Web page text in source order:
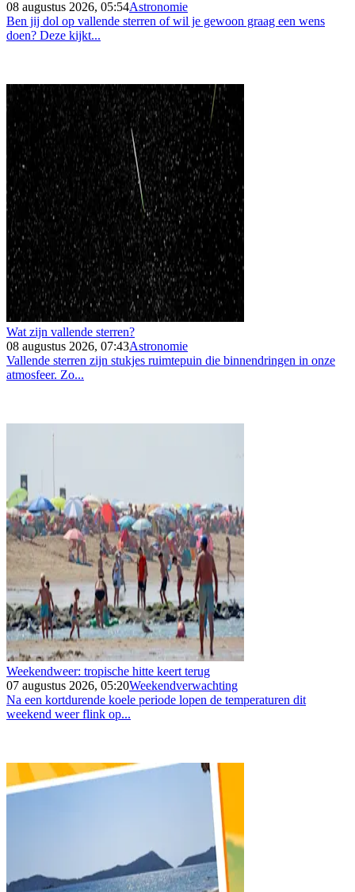
08 augustus 2026, 05:54Astronomie
Ben jij dol op vallende sterren of wil je gewoon graag een wens
doen? Deze kijkt...
Wat zijn vallende sterren?
08 augustus 2026, 07:43Astronomie
Vallende sterren zijn stukjes ruimtepuin die binnendringen in onze
atmosfeer. Zo...
Weekendweer: tropische hitte keert terug
07 augustus 2026, 05:20Weekendverwachting
Na een kortdurende koele periode lopen de temperaturen dit
weekend weer flink op...